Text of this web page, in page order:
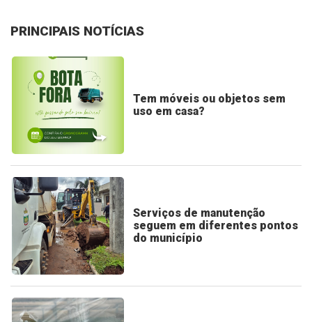
PRINCIPAIS NOTÍCIAS
Tem móveis ou objetos sem
uso em casa?
Serviços de manutenção
seguem em diferentes pontos
do município